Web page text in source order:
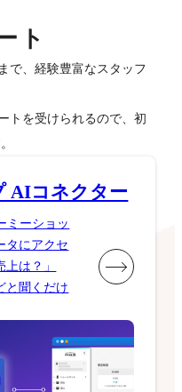
ト
で、経験豊富なスタッフ
トを受けられるので、初
AIコネクター
ミーショッ
タにアクセ
は？」
と聞くだけ